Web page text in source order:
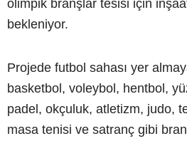
olimpik branşlar tesisi için
bekleniyor.
Projede futbol sahası yer
basketbol, voleybol, hentbol,
padel, okçuluk, atletizm, judo,
masa tenisi ve satranç gibi